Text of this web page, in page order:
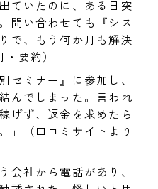
ていたのに、ある日突
問い合わせても『シス
で、もう何か月も解決
要約）
セミナー』に参加し、
んでしまった。言われ
げず、返金を求めたら
」（口コミサイトより
会社から電話があり、